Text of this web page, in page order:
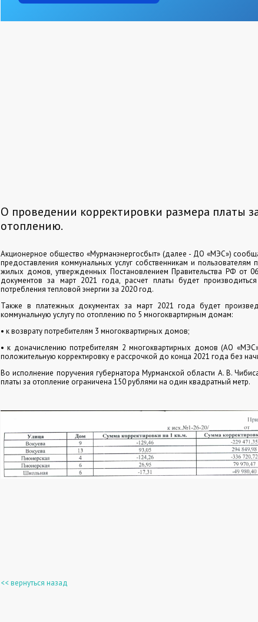
О проведении корректировки размера платы
отоплению.
Акционерное общество «Мурманэнергосбыт» (далее - ДО «МЭС»)
предоставления коммунальных услуг собственникам и
жилых домов, утвержденных Постановлением Правительства РФ от
документов за март 2021 года, расчет платы будет
потребления тепловой энергии за 2020 год.
Также в платежных документах за март 2021 года будет
коммунальную услугу по отоплению по 5 многоквартирным домам:
• к возврату потребителям 3 многоквартирных домов;
• к доначислению потребителям 2 многоквартирных домов (АО
положительную корректировку е рассрочкой до конца 2021 года без
Во исполнение поручения губернатора Мурманской области А. В.
платы за отопление ограничена 150 рублями на один квадратный метр.
<< вернуться назад